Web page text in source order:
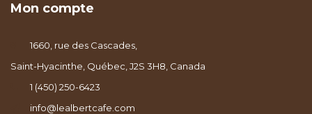
Mon compte
1660, rue des Cascades,
Saint-Hyacinthe, Québec, J2S 3H8, Canada
1 (450) 250-6423
info@lealbertcafe.com